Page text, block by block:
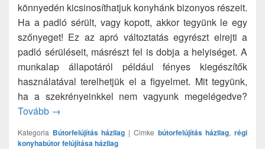
könnyedén kicsinosíthatjuk konyhánk bizonyos részeit.
Ha a padló sérült, vagy kopott, akkor tegyünk le egy
szőnyeget! Ez az apró változtatás egyrészt elrejti a
padló sérüléseit, másrészt fel is dobja a helyiséget. A
munkalap állapotáról például fényes kiegészítők
használatával terelhetjük el a figyelmet. Mit tegyünk,
ha a szekrényeinkkel nem vagyunk megelégedve?
Tovább Hogyan lesz újszerű a régi konyhabútora?
→
Kategoria Bútorfelújítás házilag | Cimke bútorfelújítás házilag,régi
konyhabútor felújítása házilag